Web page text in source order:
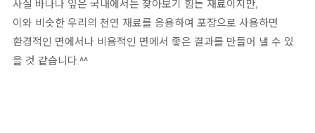
사실 바나나 잎은 국내에서는 찾아보기 힘든 재료이지만,
이와 비슷한 우리의 천연 재료를 응용하여 포장으로 사용하면
환경적인 면에서나 비용적인 면에서 좋은 결과를 만들어 낼 수 있
을 것 같습니다.^^